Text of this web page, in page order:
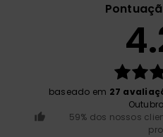
baseado em 27
59% dos nossos